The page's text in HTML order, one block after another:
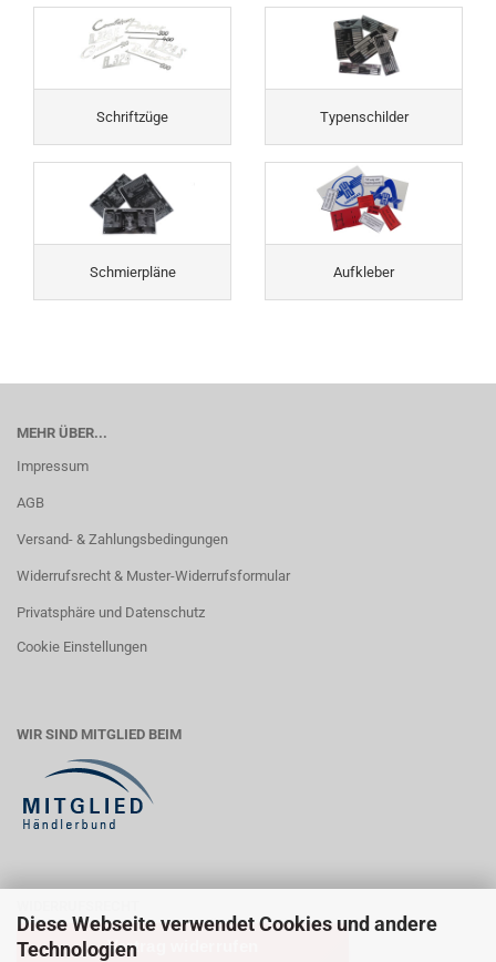
Diese Webseite verwendet Cookies und andere
Technologien
Schriftzüge Typenschilder
Schmierpläne Aufkleber
MEHR ÜBER...
Impressum
AGB
Versand- & Zahlungsbedingungen
Widerrufsrecht & Muster-Widerrufsformular
Privatsphäre und Datenschutz
Cookie Einstellungen
WIR SIND MITGLIED BEIM
Vertrag widerrufen